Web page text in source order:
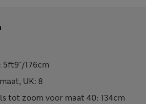
5ft9"/176cm
UK: 8
tot zoom voor maat 40: 134cm